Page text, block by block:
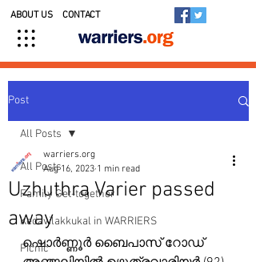
ABOUT US CONTACT
Post
All Posts
Family Get-together
Kedavilakkukal in WARRIERS
Picnic
All Posts
Uzhuthra Varier passed
away
warriers.org
Aug 16, 2023 1 min read
ഷൊർണ്ണൂർ ബൈപാസ് റോഡ്